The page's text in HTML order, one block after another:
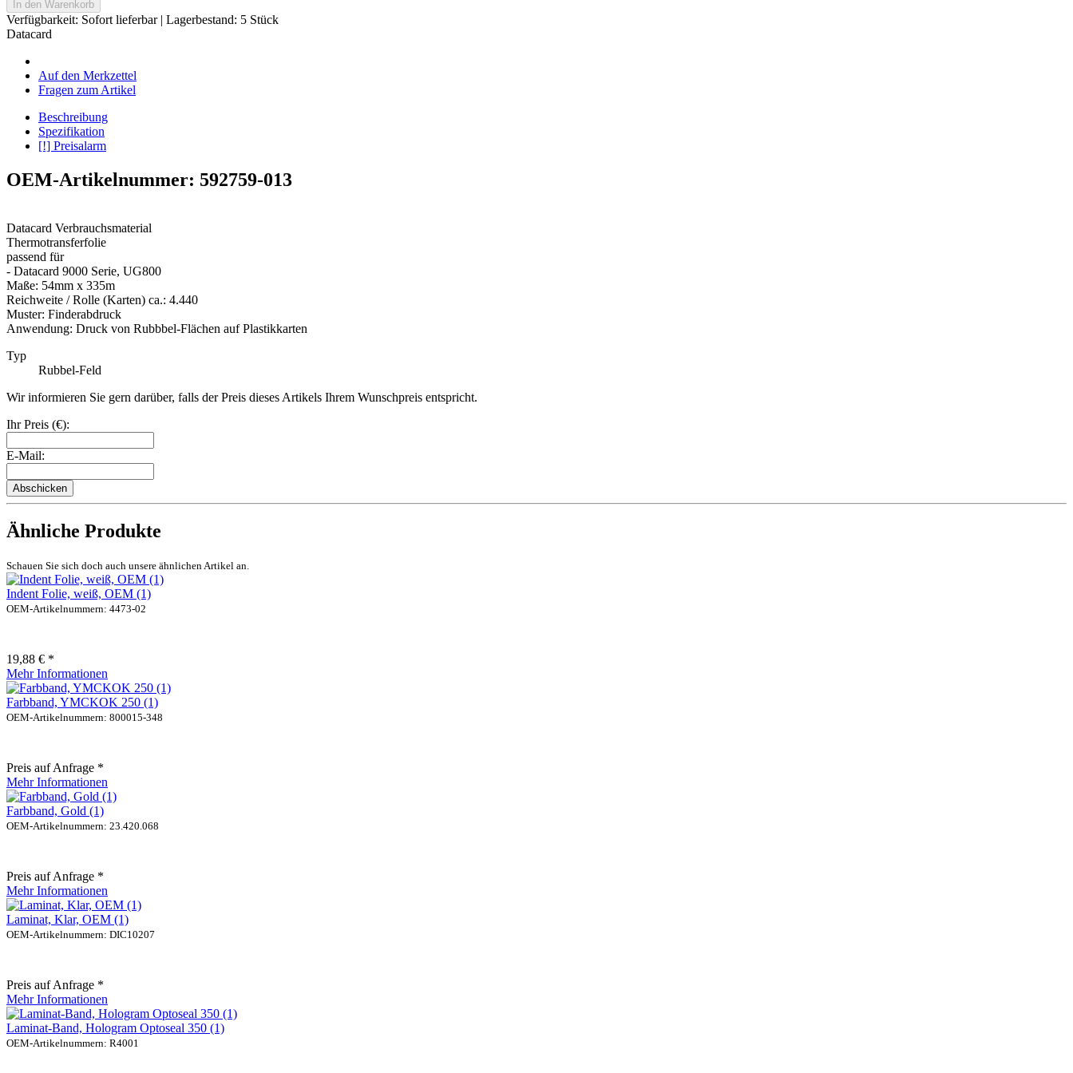
In den Warenkorb
Verfügbarkeit: Sofort lieferbar | Lagerbestand: 5 Stück
Datacard
Auf den Merkzettel
Fragen zum Artikel
Beschreibung
Spezifikation
[!] Preisalarm
OEM-Artikelnummer: 592759-013
Datacard Verbrauchsmaterial
Thermotransferfolie
passend für
- Datacard 9000 Serie, UG800
Maße: 54mm x 335m
Reichweite / Rolle (Karten) ca.: 4.440
Muster: Finderabdruck
Anwendung: Druck von Rubbbel-Flächen auf Plastikkarten
Typ
Rubbel-Feld
Wir informieren Sie gern darüber, falls der Preis dieses Artikels Ihrem Wunschpreis entspricht.
Ihr Preis (€):
E-Mail:
Abschicken
Ähnliche Produkte
Schauen Sie sich doch auch unsere ähnlichen Artikel an.
Indent Folie, weiß, OEM (1)
OEM-Artikelnummern: 4473-02
19,88 € *
Mehr Informationen
Farbband, YMCKOK 250 (1)
OEM-Artikelnummern: 800015-348
Preis auf Anfrage *
Mehr Informationen
Farbband, Gold (1)
OEM-Artikelnummern: 23.420.068
Preis auf Anfrage *
Mehr Informationen
Laminat, Klar, OEM (1)
OEM-Artikelnummern: DIC10207
Preis auf Anfrage *
Mehr Informationen
Laminat-Band, Hologram Optoseal 350 (1)
OEM-Artikelnummern: R4001